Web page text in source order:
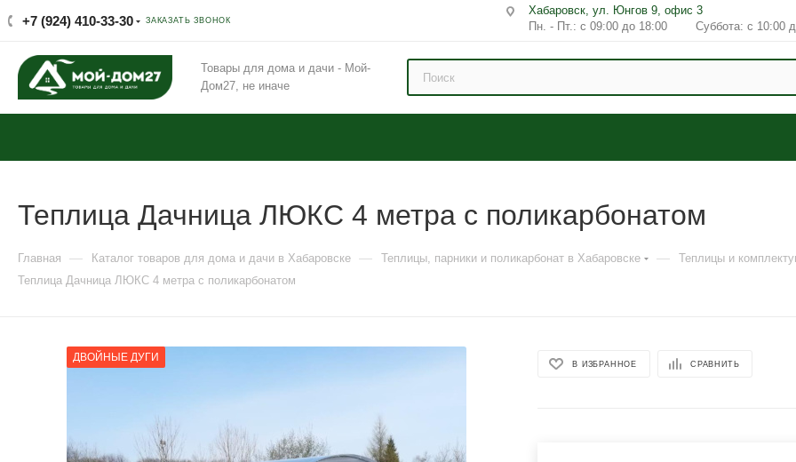
+7 (924) 410-33-30 ЗАКАЗАТЬ ЗВОНОК
Хабаровск, ул. Юнгов 9, офис 3
Пн. - Пт.: с 09:00 до 18:00 Суббота: с 10:00
Товары для дома и дачи - Мой-
Дом27, не иначе
Теплица Дачница ЛЮКС 4 метра с поликарбонатом
Главная — Каталог товаров для дома и дачи в Хабаровске — Теплицы, парники и поликарбонат в Хабаровске — Теплицы и
Теплица Дачница ЛЮКС 4 метра с поликарбонатом
ДВОЙНЫЕ ДУГИ
В ИЗБРАННОЕ СРАВНИТЬ